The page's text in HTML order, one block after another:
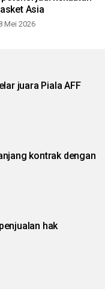
Asia
Mei 2026
juara Piala AFF
kontrak dengan
hak